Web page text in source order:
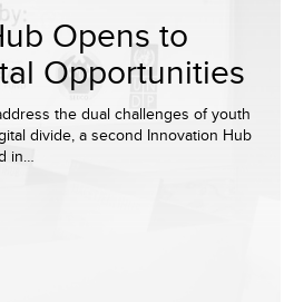
Opens to
Opportunities
the dual challenges of youth
divide, a second Innovation Hub
in…